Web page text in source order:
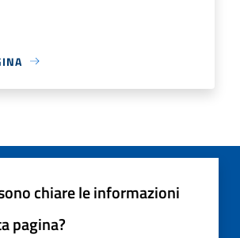
chiare le informazioni
pagina?